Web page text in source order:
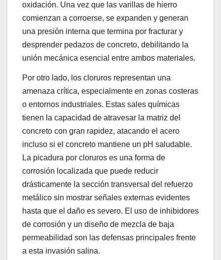
oxidación. Una vez que las varillas de hierro
comienzan a corroerse, se expanden y generan
una presión interna que termina por fracturar y
desprender pedazos de concreto, debilitando la
unión mecánica esencial entre ambos materiales.
Por otro lado, los cloruros representan una
amenaza crítica, especialmente en zonas costeras
o entornos industriales. Estas sales químicas
tienen la capacidad de atravesar la matriz del
concreto con gran rapidez, atacando el acero
incluso si el concreto mantiene un pH saludable.
La picadura por cloruros es una forma de
corrosión localizada que puede reducir
drásticamente la sección transversal del refuerzo
metálico sin mostrar señales externas evidentes
hasta que el daño es severo. El uso de inhibidores
de corrosión y un diseño de mezcla de baja
permeabilidad son las defensas principales frente
a esta invasión salina.